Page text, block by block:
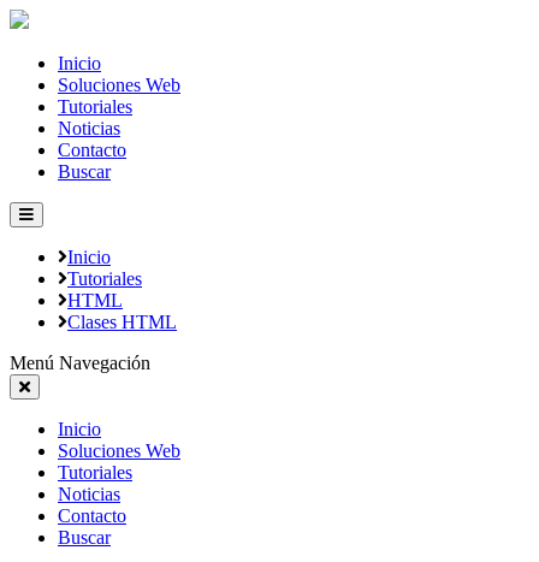
Inicio
Soluciones Web
Tutoriales
Noticias
Contacto
Buscar
Inicio
Tutoriales
HTML
Clases HTML
Menú Navegación
Inicio
Soluciones Web
Tutoriales
Noticias
Contacto
Buscar